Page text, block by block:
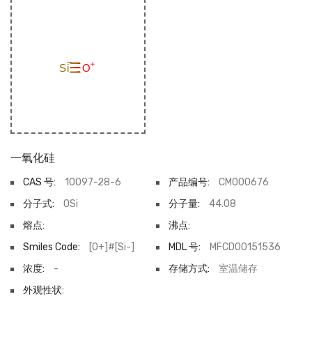
一氧化硅
CAS 号: 10097-28-6 产品编号:
CM000676
分子式:
OSi 分子量:
44.08
熔点:
沸点:
Smiles Code:
[O+]#[Si-] MDL 号:
MFCD00151536
浓度:
- 存储方式:
室温储存
外观性状: